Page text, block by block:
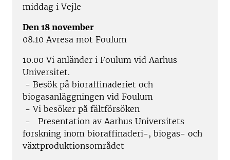
middag i Vejle
Den 18 november
08.10 Avresa mot Foulum
10.00 Vi anländer i Foulum vid Aarhus
Universitet.
- Besök på bioraffinaderiet och
biogasanläggningen vid Foulum
- Vi besöker på fältförsöken
- Presentation av Aarhus Universitets
forskning inom bioraffinaderi-, biogas- och
växtproduktionsområdet